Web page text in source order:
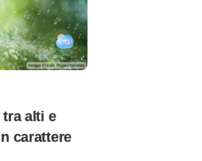
tra alti e
carattere